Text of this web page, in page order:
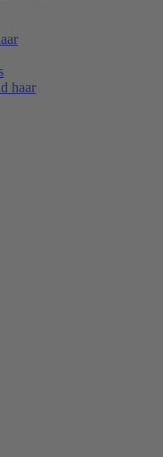
haar